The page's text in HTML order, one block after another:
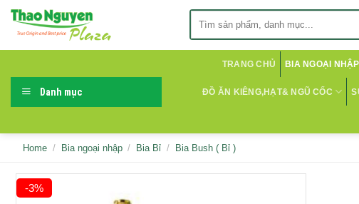
Skip
Danh mục
TRANG CHỦ BIA NGOẠI NHẬP
ĐỒ ĂN KIÊNG,HẠT& NGŨ CỐC
Home / Bia ngoại nhập / Bia Bỉ / Bia Bush ( Bỉ )
-3%